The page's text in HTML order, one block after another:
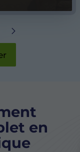
en